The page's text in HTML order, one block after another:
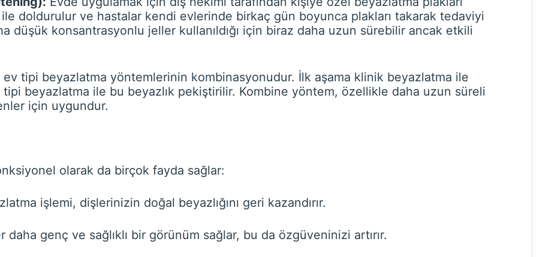
ile doldurulur ve hastalar kendi evlerinde birkaç gün boyunca plakları takarak tedaviyi
düşük konsantrasyonlu jeller kullanıldığı için biraz daha uzun sürebilir ancak etkili
tipi beyazlatma yöntemlerinin kombinasyonudur. İlk aşama klinik beyazlatma ile
tipi beyazlatma ile bu beyazlık pekiştirilir. Kombine yöntem, özellikle daha uzun süreli
için uygundur.
olarak da birçok fayda sağlar:
işlemi, dişlerinizin doğal beyazlığını geri kazandırır.
genç ve sağlıklı bir görünüm sağlar, bu da özgüveninizi artırır.